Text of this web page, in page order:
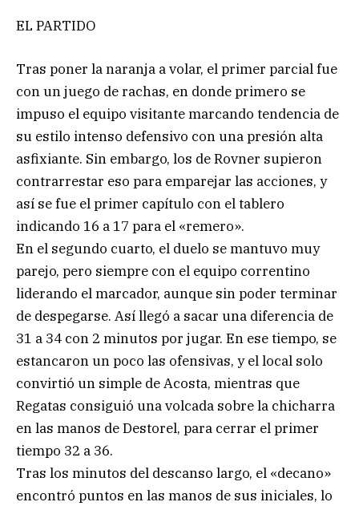
EL PARTIDO
Tras poner la naranja a volar, el primer parcial fue
con un juego de rachas, en donde primero se
impuso el equipo visitante marcando tendencia de
su estilo intenso defensivo con una presión alta
asfixiante. Sin embargo, los de Rovner supieron
contrarrestar eso para emparejar las acciones, y
así se fue el primer capítulo con el tablero
indicando 16 a 17 para el «remero».
En el segundo cuarto, el duelo se mantuvo muy
parejo, pero siempre con el equipo correntino
liderando el marcador, aunque sin poder terminar
de despegarse. Así llegó a sacar una diferencia de
31 a 34 con 2 minutos por jugar. En ese tiempo, se
estancaron un poco las ofensivas, y el local solo
convirtió un simple de Acosta, mientras que
Regatas consiguió una volcada sobre la chicharra
en las manos de Destorel, para cerrar el primer
tiempo 32 a 36.
Tras los minutos del descanso largo, el «decano»
encontró puntos en las manos de sus iniciales, lo